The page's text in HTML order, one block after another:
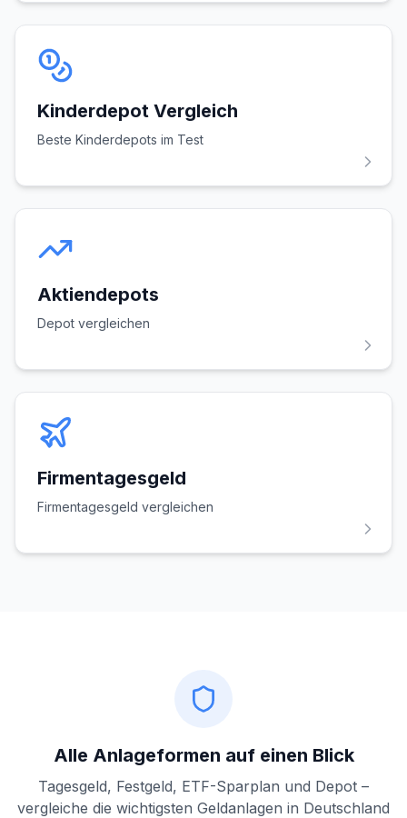
Kinderdepot Vergleich
Beste Kinderdepots im Test
Aktiendepots
Depot vergleichen
Firmentagesgeld
Firmentagesgeld vergleichen
Alle Anlageformen auf einen Blick
Tagesgeld, Festgeld, ETF-Sparplan und Depot –
vergleiche die wichtigsten Geldanlagen in Deutschland